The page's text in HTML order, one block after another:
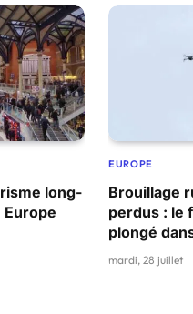
long-
Europe
EUROPE
Brouillage
perdus : le
plongé
mardi, 28 juillet